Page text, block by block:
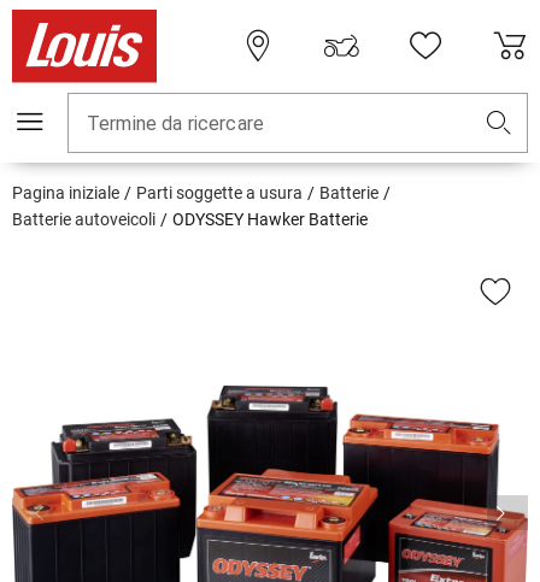
Termine da ricercare
Pagina iniziale Parti soggette a usura
Batterie
Batterie autoveicoli
ODYSSEY Hawker Batterie